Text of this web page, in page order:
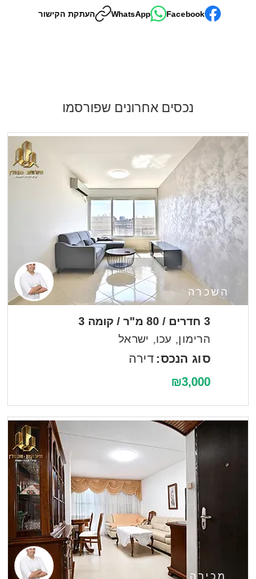
Facebook
WhatsApp העתקת הקישור
נכסים אחרונים שפורסמו
השכרה
3 חדרים / 80 מ"ר / קומה 3
הרימון, עכו, ישראל
דירה סוג הנכס:
₪3,000
מכירה